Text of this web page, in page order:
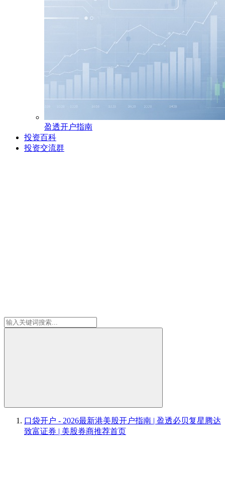
盈透开户指南
投资百科
投资交流群
口袋开户 - 2026最新港美股开户指南 | 盈透必贝复星腾达
致富证券 | 美股券商推荐首页